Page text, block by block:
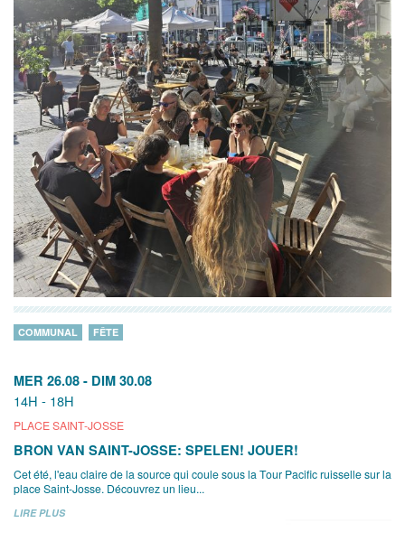
MER 26.08 - DIM 30.08
14H - 18H
PLACE SAINT-JOSSE
COMMUNAL FÊTE
BRON VAN SAINT-JOSSE: SPELEN! JOUER!
Cet été, l'eau claire de la source qui coule sous la Tour Pacific ruisselle sur la
place Saint-Josse. Découvrez un lieu...
LIRE PLUS